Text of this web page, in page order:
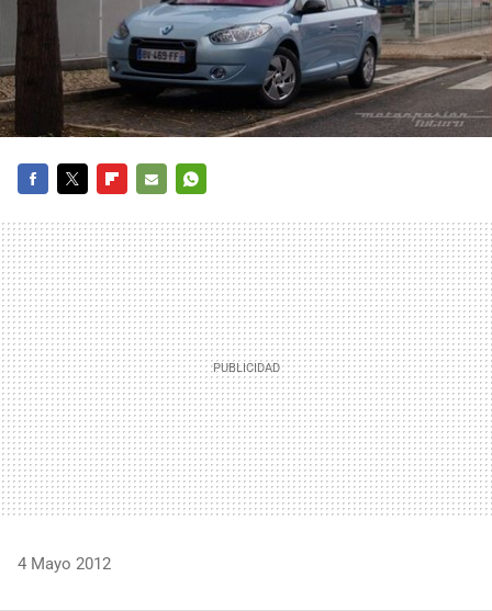
MAIL
4 Mayo 2012